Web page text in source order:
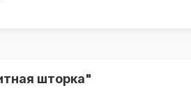
шторка"